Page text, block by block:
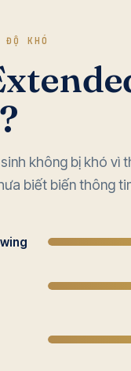
KHÓ
không bị khó vì
biết biến thông